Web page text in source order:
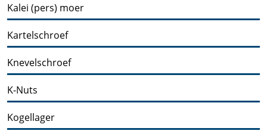
Kalei (pers) moer
Kartelschroef
Knevelschroef
K-Nuts
Kogellager